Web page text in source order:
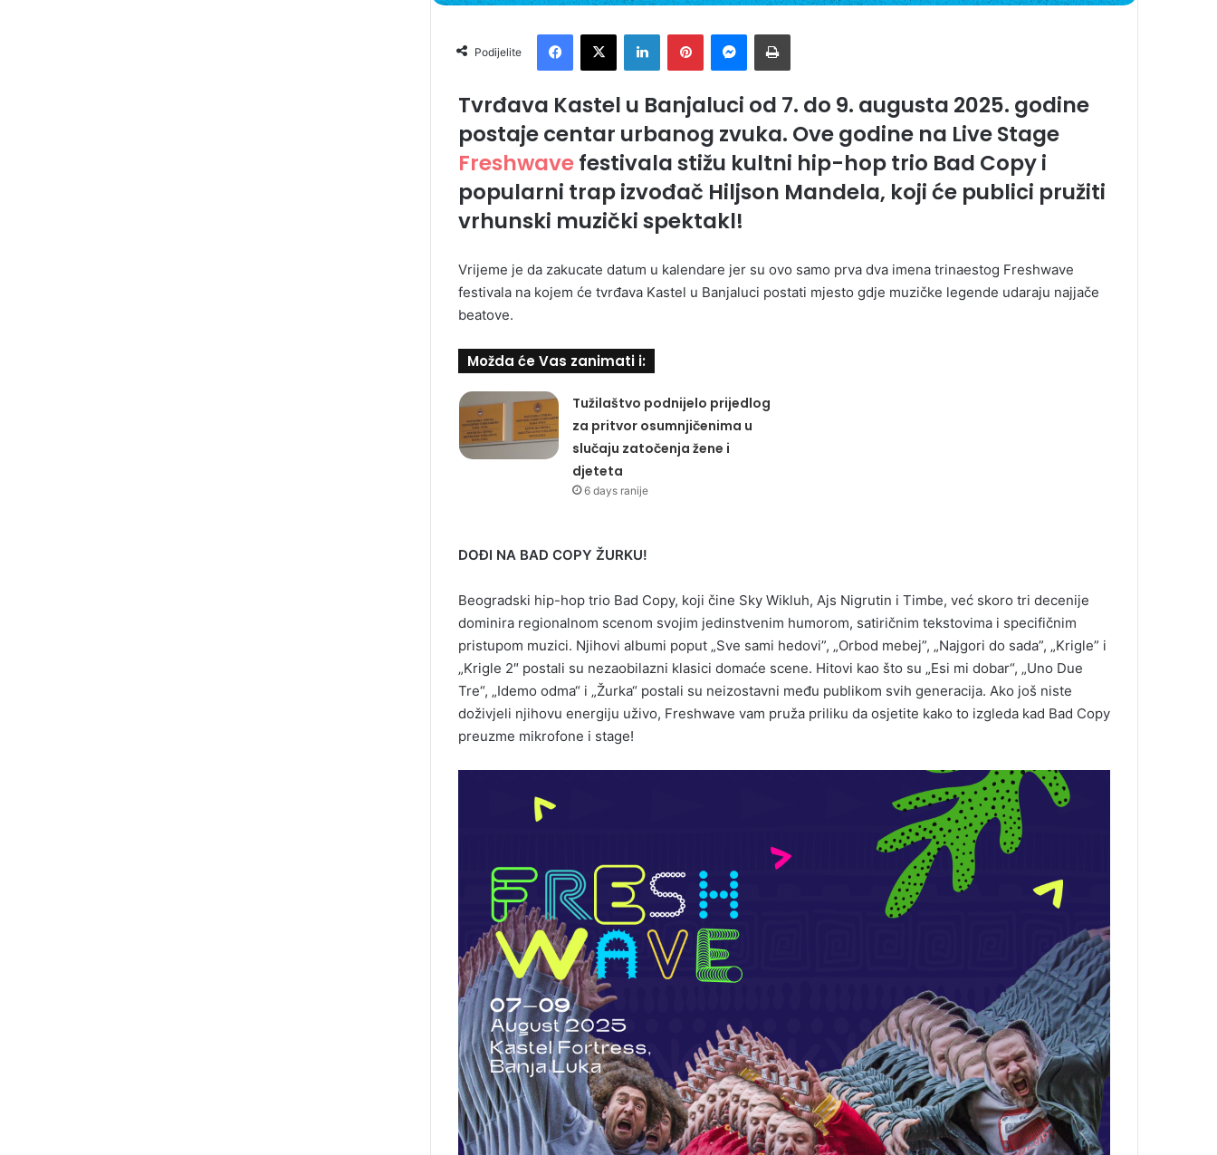
Podijelite
Tvrđava Kastel u Banjaluci od 7. do 9. augusta 2025. godine
postaje centar urbanog zvuka. Ove godine na Live Stage
Freshwavefestivala stižu kultni hip-hop trio Bad Copy i
popularni trap izvođač Hiljson Mandela, koji će publici pružiti
vrhunski muzički spektakl!
Vrijeme je da zakucate datum u kalendare jer su ovo samo prva dva imena trinaestog Freshwave
festivala na kojem će tvrđava Kastel u Banjaluci postati mjesto gdje muzičke legende udaraju najjače
beatove.
Možda će Vas zanimati i:
Tužilaštvo podnijelo prijedlog
za pritvor osumnjičenima u
slučaju zatočenja žene i
djeteta
6 days ranije
DOĐI NA BAD COPY ŽURKU!
Beogradski hip-hop trio Bad Copy, koji čine Sky Wikluh, Ajs Nigrutin i Timbe, već skoro tri decenije
dominira regionalnom scenom svojim jedinstvenim humorom, satiričnim tekstovima i specifičnim
pristupom muzici. Njihovi albumi poput „Sve sami hedovi”, „Orbod mebej”, „Najgori do sada”, „Krigle” i
„Krigle 2″ postali su nezaobilazni klasici domaće scene. Hitovi kao što su „Esi mi dobar“, „Uno Due
Tre“, „Idemo odma“ i „Žurka“ postali su neizostavni među publikom svih generacija. Ako još niste
doživjeli njihovu energiju uživo, Freshwave vam pruža priliku da osjetite kako to izgleda kad Bad Copy
preuzme mikrofone i stage!